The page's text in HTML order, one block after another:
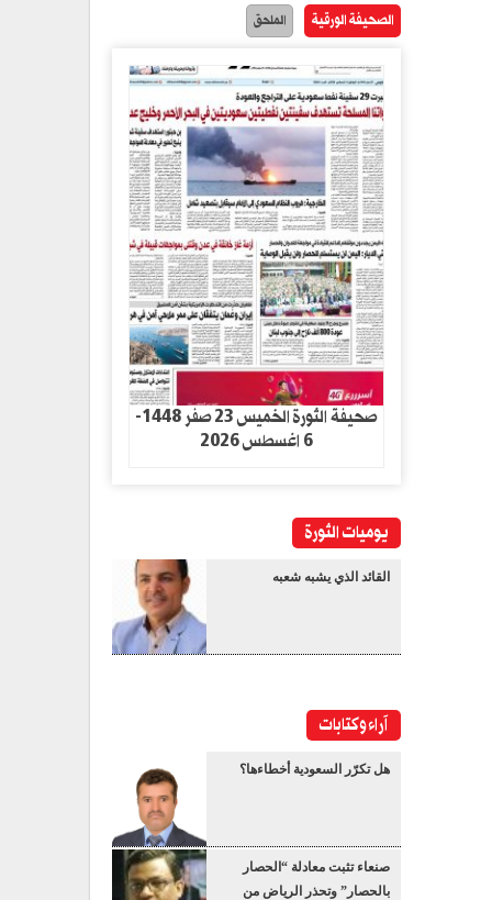
الصحيفة الورقية الملحق
صحيفة الثورة الخميس 23 صفر 1448-
6 اغسطس 2026
يوميات الثورة
القائد الذي يشبه شعبه
آراء وكتابات
هل تكرّر السعودية أخطاءها؟
صنعاء تثبت معادلة “الحصار
بالحصار” وتحذر الرياض من